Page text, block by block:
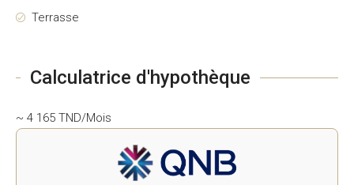
Terrasse
Calculatrice d'hypothèque
~ 4 165 TND/Mois